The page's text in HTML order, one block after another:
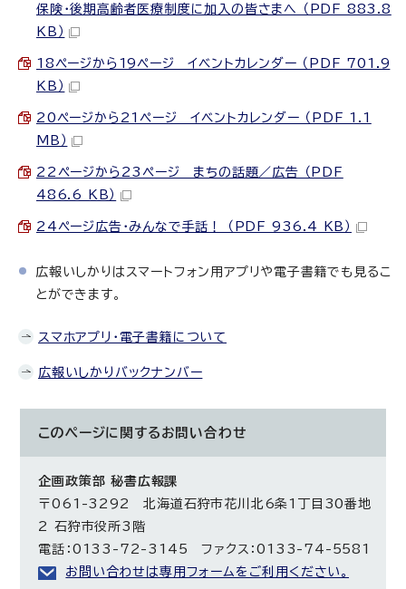
保険・後期高齢者医療制度に加入の皆さまへ （PDF 883.8
KB）
18ページから19ページ イベントカレンダー （PDF 701.9
KB）
20ページから21ページ イベントカレンダー （PDF 1.1
MB）
22ページから23ページ まちの話題／広告 （PDF
486.6 KB）
24ページ広告・みんなで手話！ （PDF 936.4 KB）
広報いしかりはスマートフォン用アプリや電子書籍でも見るこ
とができます。
スマホアプリ・電子書籍について
広報いしかりバックナンバー
このページに関する お問い合わせ
企画政策部 秘書広報課
〒061-3292 北海道石狩市花川北6条1丁目30番地
2 石狩市役所3階
電話：0133-72-3145 ファクス：0133-74-5581
お問い合わせは専用フォームをご利用ください。